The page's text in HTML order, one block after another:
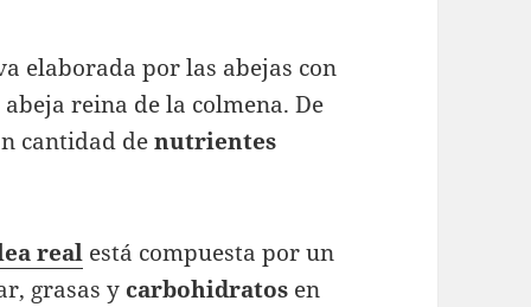
elaborada por las abejas con
reina de la colmena. De
cantidad denutrientes
real está compuesta por un
grasas y carbohidratos en